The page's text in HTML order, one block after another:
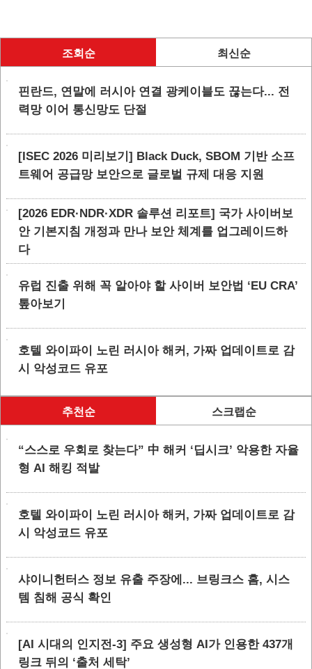
조회순 최신순
핀란드, 연말에 러시아 연결 광케이블도 끊는다... 전
력망 이어 통신망도 단절
[ISEC 2026 미리보기] Black Duck, SBOM 기반 소프
트웨어 공급망 보안으로 글로벌 규제 대응 지원
[2026 EDR·NDR·XDR 솔루션 리포트] 국가 사이버보
안 기본지침 개정과 만나 보안 체계를 업그레이드하
다
유럽 진출 위해 꼭 알아야 할 사이버 보안법 ‘EU CRA’
톺아보기
호텔 와이파이 노린 러시아 해커, 가짜 업데이트로 감
시 악성코드 유포
추천순 스크랩순
“스스로 우회로 찾는다” 中 해커 ‘딥시크’ 악용한 자율
형 AI 해킹 적발
호텔 와이파이 노린 러시아 해커, 가짜 업데이트로 감
시 악성코드 유포
샤이니헌터스 정보 유출 주장에... 브링크스 홈, 시스
템 침해 공식 확인
[AI 시대의 인지전-3] 주요 생성형 AI가 인용한 437개
링크 뒤의 ‘출처 세탁’